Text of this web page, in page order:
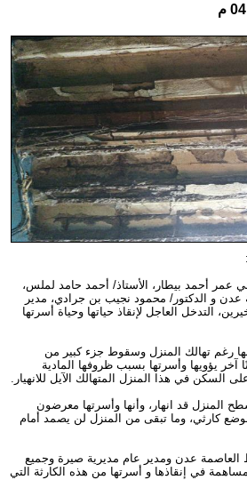
عمر أحمد بيطار، الأستاذ/ أحمد حامد لملس،
عدن و الدكتور/ محمود نجيب بن جرادي، مدير
التدخل العاجل لإنقاذ حياتها وحياة أسرتها
رغم تهالك المنزل وسقوط جزء كبير من
آخر يؤويها وأسرتها بسبب ظروفها المادية
السكن في هذا المنزل المتهالك الآيل للانهيار.
المنزل قد انهار، وأنها وأسرتها معرضون
كارثي، وما تبقى من المنزل لن يصمد أمام
العاصمة عدن ومدير عام مديرية صيرة وجميع
في إنقاذها و أسرتها من هذه الكارثة التي